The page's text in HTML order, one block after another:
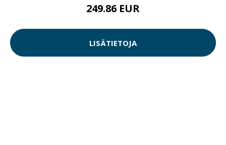
249.86 EUR
LISÄTIETOJA